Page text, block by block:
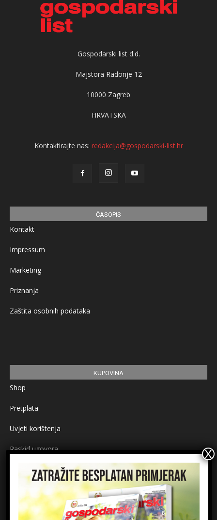
Gospodarski list d.d.
Majstora Radonje 12
10000 Zagreb
HRVATSKA
Kontaktirajte nas: redakcija@gospodarski-list.hr
ČASOPIS
Kontakt
Impressum
Marketing
Priznanja
Zaštita osobnih podataka
KUPOVINA
Shop
Pretplata
Uvjeti korištenja
Raskid ugovora
Načini plaćanja
Sigurnost plaćanja
Prijavite se na newsletter